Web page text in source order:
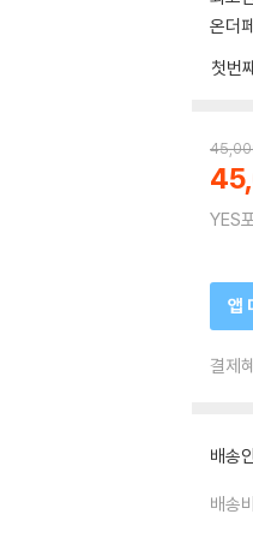
온더
첫번
YES
앱
결제
배송
배송비